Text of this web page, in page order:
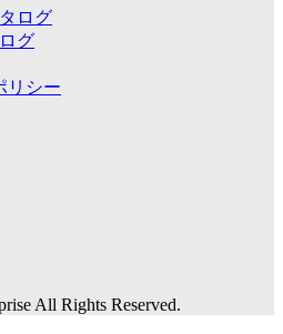
ログ
グ
リシー
All Rights Reserved.